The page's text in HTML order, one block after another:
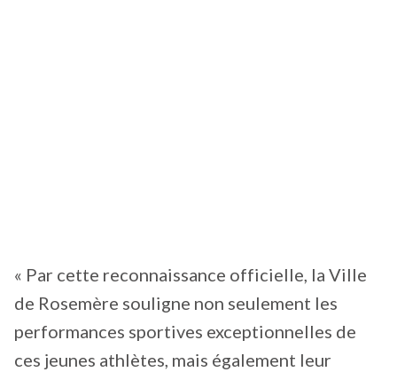
« Par cette reconnaissance officielle, la Ville
de Rosemère souligne non seulement les
performances sportives exceptionnelles de
ces jeunes athlètes, mais également leur